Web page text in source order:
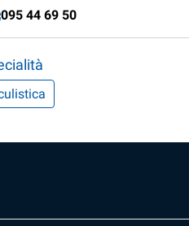
095 44 69 50